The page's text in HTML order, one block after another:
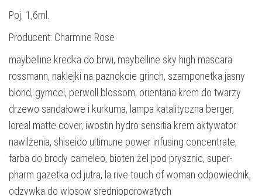
Poj. 1,6ml.
Producent: Charmine Rose
maybelline kredka do brwi, maybelline sky high mascara
rossmann, naklejki na paznokcie grinch, szamponetka jasny
blond, gymcel, perwoll blossom, orientana krem do twarzy
drzewo sandałowe i kurkuma, lampa katalityczna berger,
loreal matte cover, iwostin hydro sensitia krem aktywator
nawilżenia, shiseido ultimune power infusing concentrate,
farba do brody cameleo, bioten żel pod prysznic, super-
pharm gazetka od jutra, la rive touch of woman odpowiednik,
odzywka do wlosow srednioporowatych